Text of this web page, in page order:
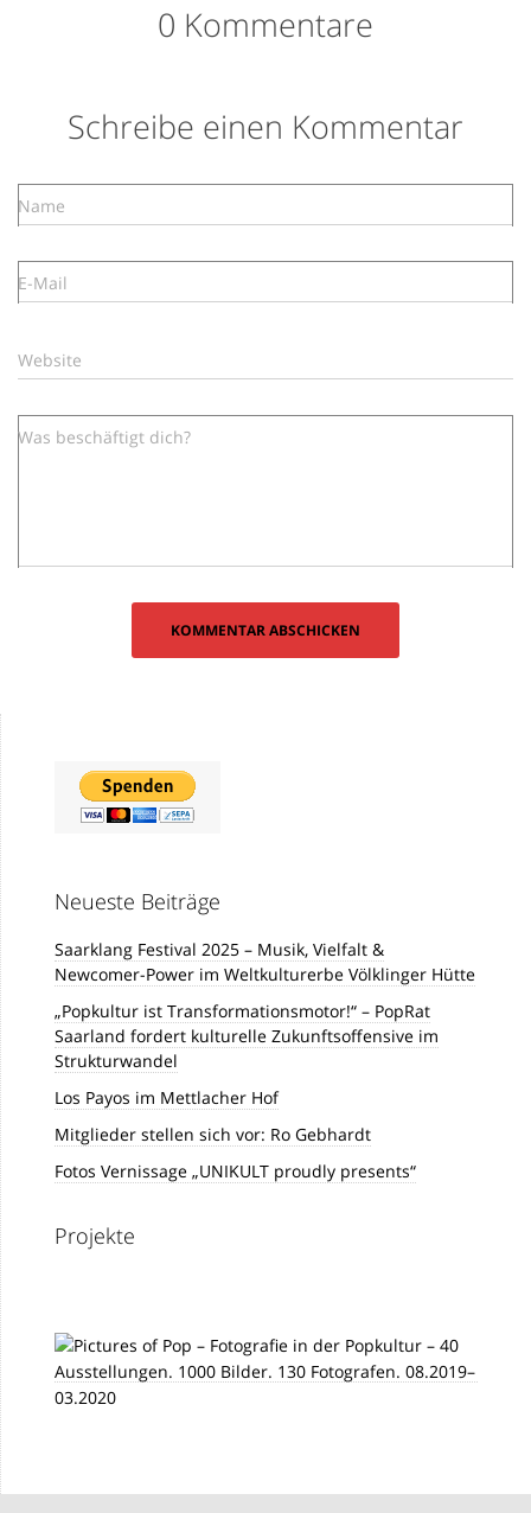
0 Kommentare
Schreibe einen Kommentar
Name
E-Mail
Website
Was beschäftigt dich?
Neueste Beiträge
Saarklang Festival 2025 – Musik, Vielfalt &
Newcomer-Power im Weltkulturerbe Völklinger Hütte
„Popkultur ist Transformationsmotor!“ – PopRat
Saarland fordert kulturelle Zukunftsoffensive im
Strukturwandel
Los Payos im Mettlacher Hof
Mitglieder stellen sich vor: Ro Gebhardt
Fotos Vernissage „UNIKULT proudly presents“
Projekte